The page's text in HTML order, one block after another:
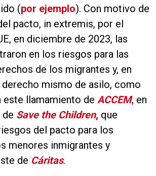
(por ejemplo). Con motivo de
pacto, in extremis, por el
en diciembre de 2023, las
en los riesgos para las
de los migrantes y, en
derecho mismo de asilo, como
este llamamiento de ACCEM, en
Save the Children, que
del pacto para los
menores inmigrantes y
de Cáritas.